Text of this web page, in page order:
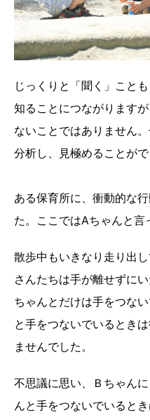
じっくりと「聞く」こと
知ることにつながります
ないことではありません
分析し、見極めることがで
ある保育所に、衝動的な
た。ここではAちゃんと言
散歩中もいきなり走り出
さんたちは手が離せずに
ちゃんとだけは手をつな
と手をつないでいるとき
ませんでした。
不思議に思い、Ｂちゃん
んと手をつないでいると